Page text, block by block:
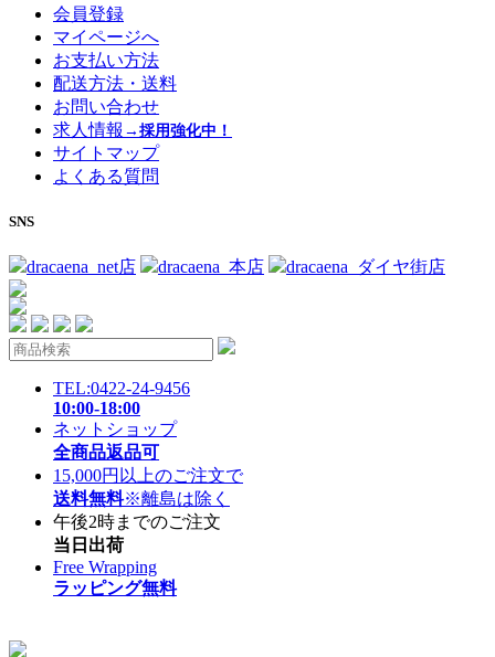
会員登録
マイページへ
お支払い方法
配送方法・送料
お問い合わせ
求人情報 →採用強化中！
サイトマップ
よくある質問
SNS
dracaena_net店 dracaena_本店 dracaena_ダイヤ街店
TEL:0422-24-9456
10:00-18:00
ネットショップ
全商品返品可
15,000円以上のご注文で
送料無料※離島は除く
午後2時までのご注文
当日出荷
Free Wrapping
ラッピング無料